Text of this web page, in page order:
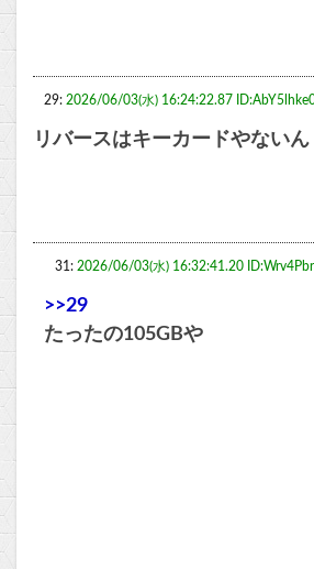
29: 2026/06/03(水) 16:24:22.87
リバースはキーカードやないん
31: 2026/06/03(水) 16:32:41.20
>>29
たったの105GBや